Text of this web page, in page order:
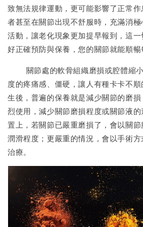
致無法規律運動，更可能影響了正常
者甚至在關節出現不舒服時，充滿消
活動，讓老化現象更加提早報到，這
好正確預防與保養，您的關節就能順暢
關節處的軟骨組織磨損或腔體縮小
度的疼痛感、僵硬，讓人有種卡卡不
生後，普遍的保養就是減少關節的磨
烈使用，減少關節磨損程度或關節液
置上，若關節已嚴重磨損了，會以關
潤滑程度；更嚴重的情況，會以手術
治療。